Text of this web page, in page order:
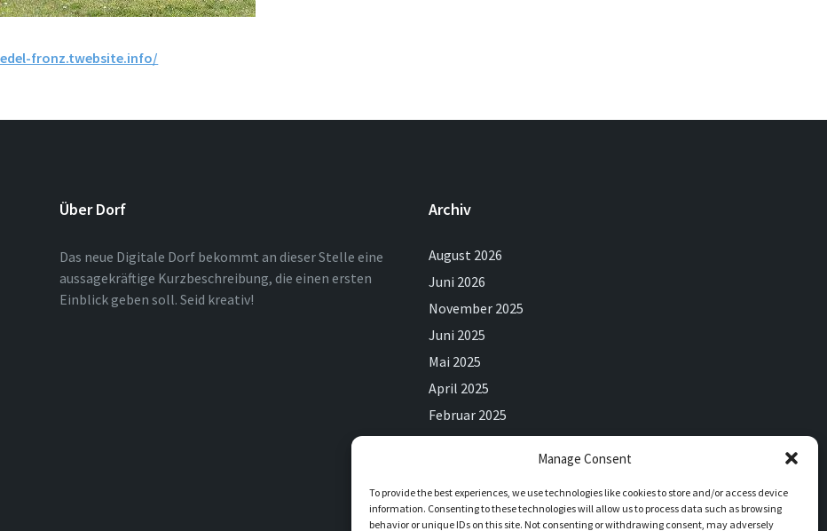
Manage Consent
To provide the best experiences, we use technologies like cookies to store and/or access device
information. Consenting to these technologies will allow us to process data such as browsing
behavior or unique IDs on this site. Not consenting or withdrawing consent, may adversely
fronz.twebsite.info/
Über Dorf
Das neue Digitale Dorf bekommt an dieser Stelle eine
aussagekräftige Kurzbeschreibung, die einen ersten
Einblick geben soll. Seid kreativ!
Archiv
August 2026
Juni 2026
November 2025
Juni 2025
Mai 2025
April 2025
Februar 2025
Dezember 2024
Juli 2024
Juni 2024